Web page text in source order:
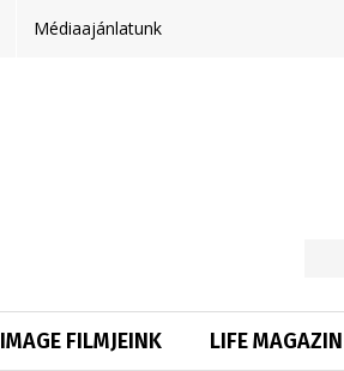
Médiaajánlatunk
IMAGE FILMJEINK LIFE MAGAZIN